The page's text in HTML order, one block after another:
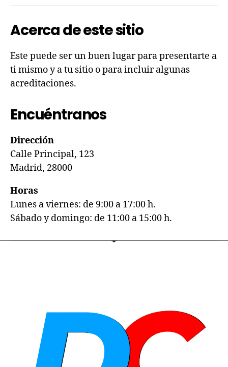
Acerca de este sitio
Este puede ser un buen lugar para presentarte a
ti mismo y a tu sitio o para incluir algunas
acreditaciones.
Encuéntranos
Dirección
Calle Principal, 123
Madrid, 28000
Horas
Lunes a viernes: de 9:00 a 17:00 h.
Sábado y domingo: de 11:00 a 15:00 h.